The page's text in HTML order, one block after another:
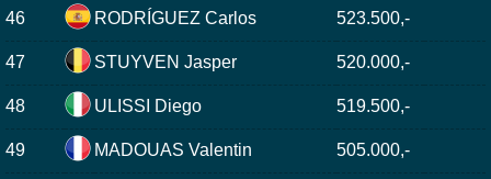
46 RODRÍGUEZ Carlos 523.500,-
47 STUYVEN Jasper 520.000,-
48 ULISSI Diego 519.500,-
49 MADOUAS Valentin 505.000,-